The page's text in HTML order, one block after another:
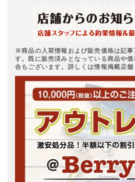
※商品の入荷情報および販売価格は記事
す。既に販売済みとなっている商品や
合もございます。詳しくは情報掲載店舗